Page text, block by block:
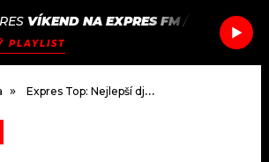
JAK
SEZNAM.CZ
VÍKEND NA EXPRES FM/ CHEMICAL
PLAYLIST
Expres Top: Nejlepší djka světa potvrzuje své kvality každým novým singlem